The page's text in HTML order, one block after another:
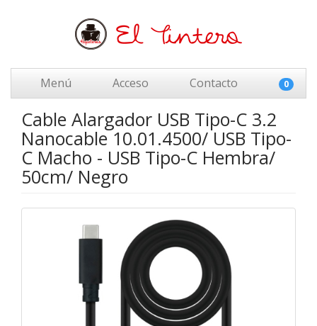
Menú Acceso Contacto 0
Cable Alargador USB Tipo-C 3.2
Nanocable 10.01.4500/ USB Tipo-
C Macho - USB Tipo-C Hembra/
50cm/ Negro